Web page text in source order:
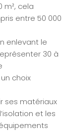
m², cela
entre 50 000
enlevant le
30 à
choix
ses matériaux
et les